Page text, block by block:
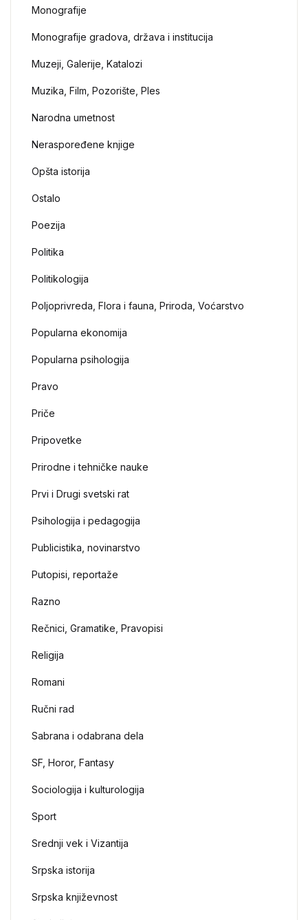
Monografije
Monografije gradova, država i institucija
Muzeji, Galerije, Katalozi
Muzika, Film, Pozorište, Ples
Narodna umetnost
Neraspoređene knjige
Opšta istorija
Ostalo
Poezija
Politika
Politikologija
Poljoprivreda, Flora i fauna, Priroda, Voćarstvo
Popularna ekonomija
Popularna psihologija
Pravo
Priče
Pripovetke
Prirodne i tehničke nauke
Prvi i Drugi svetski rat
Psihologija i pedagogija
Publicistika, novinarstvo
Putopisi, reportaže
Razno
Rečnici, Gramatike, Pravopisi
Religija
Romani
Ručni rad
Sabrana i odabrana dela
SF, Horor, Fantasy
Sociologija i kulturologija
Sport
Srednji vek i Vizantija
Srpska istorija
Srpska književnost